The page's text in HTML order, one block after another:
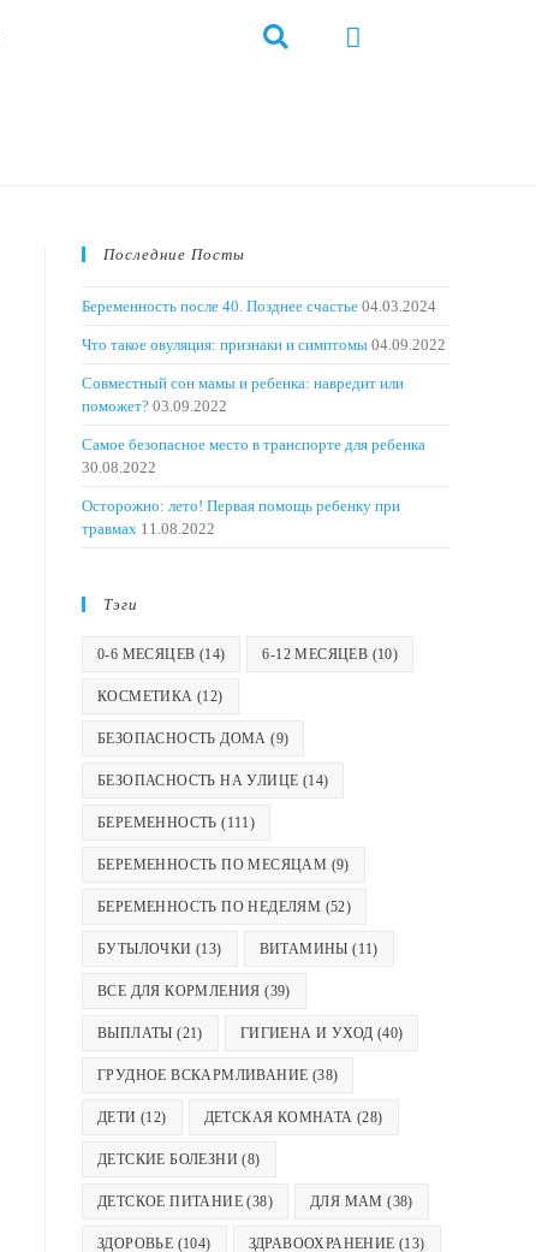
Последние Посты
Беременность после 40. Позднее счастье 04.03.2024
Что такое овуляция: признаки и симптомы 04.09.2022
Совместный сон мамы и ребенка: навредит или
поможет? 03.09.2022
Самое безопасное место в транспорте для ребенка
30.08.2022
Осторожно: лето! Первая помощь ребенку при
травмах 11.08.2022
Тэги
0-6 МЕСЯЦЕВ (14) 6-12 МЕСЯЦЕВ (10)
КОСМЕТИКА (12)
БЕЗОПАСНОСТЬ ДОМА (9)
БЕЗОПАСНОСТЬ НА УЛИЦЕ (14)
БЕРЕМЕННОСТЬ (111)
БЕРЕМЕННОСТЬ ПО МЕСЯЦАМ (9)
БЕРЕМЕННОСТЬ ПО НЕДЕЛЯМ (52)
БУТЫЛОЧКИ (13) ВИТАМИНЫ (11)
ВСЕ ДЛЯ КОРМЛЕНИЯ (39)
ВЫПЛАТЫ (21) ГИГИЕНА И УХОД (40)
ГРУДНОЕ ВСКАРМЛИВАНИЕ (38)
ДЕТИ (12) ДЕТСКАЯ КОМНАТА (28)
ДЕТСКИЕ БОЛЕЗНИ (8)
ДЕТСКОЕ ПИТАНИЕ (38) ДЛЯ МАМ (38)
ЗДОРОВЬЕ (104) ЗДРАВООХРАНЕНИЕ (13)